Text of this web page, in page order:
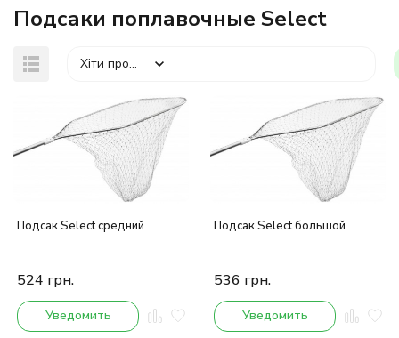
Подсаки поплавочные Select
Хіти продажів
Подсак Select средний
524 грн.
Уведомить
Подсак Select большой
536 грн.
Уведомить